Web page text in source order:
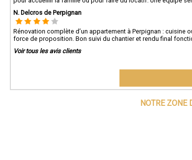
N. Delcros de Perpignan
Rénovation complète d’un appartement à Perpignan : cuisine
force de proposition. Bon suivi du chantier et rendu final
Voir tous les avis clients
NOTRE ZONE